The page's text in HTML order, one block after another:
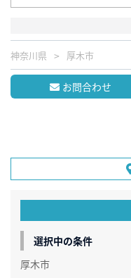
神奈川県 厚木市
お問合わせ
選択中の条件
厚木市